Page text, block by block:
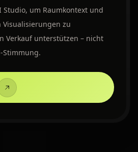
Studio, um Raumkontext und
Visualisierungen zu
Verkauf unterstützen – nicht
Stimmung.